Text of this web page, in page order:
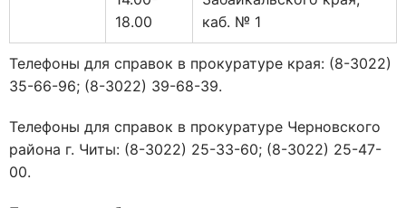
18.00
каб. № 1
Телефоны для справок в прокуратуре края: (8-3022)
35-66-96; (8-3022) 39-68-39.
Телефоны для справок в прокуратуре Черновского
района г. Читы: (8-3022) 25-33-60; (8-3022) 25-47-
00.